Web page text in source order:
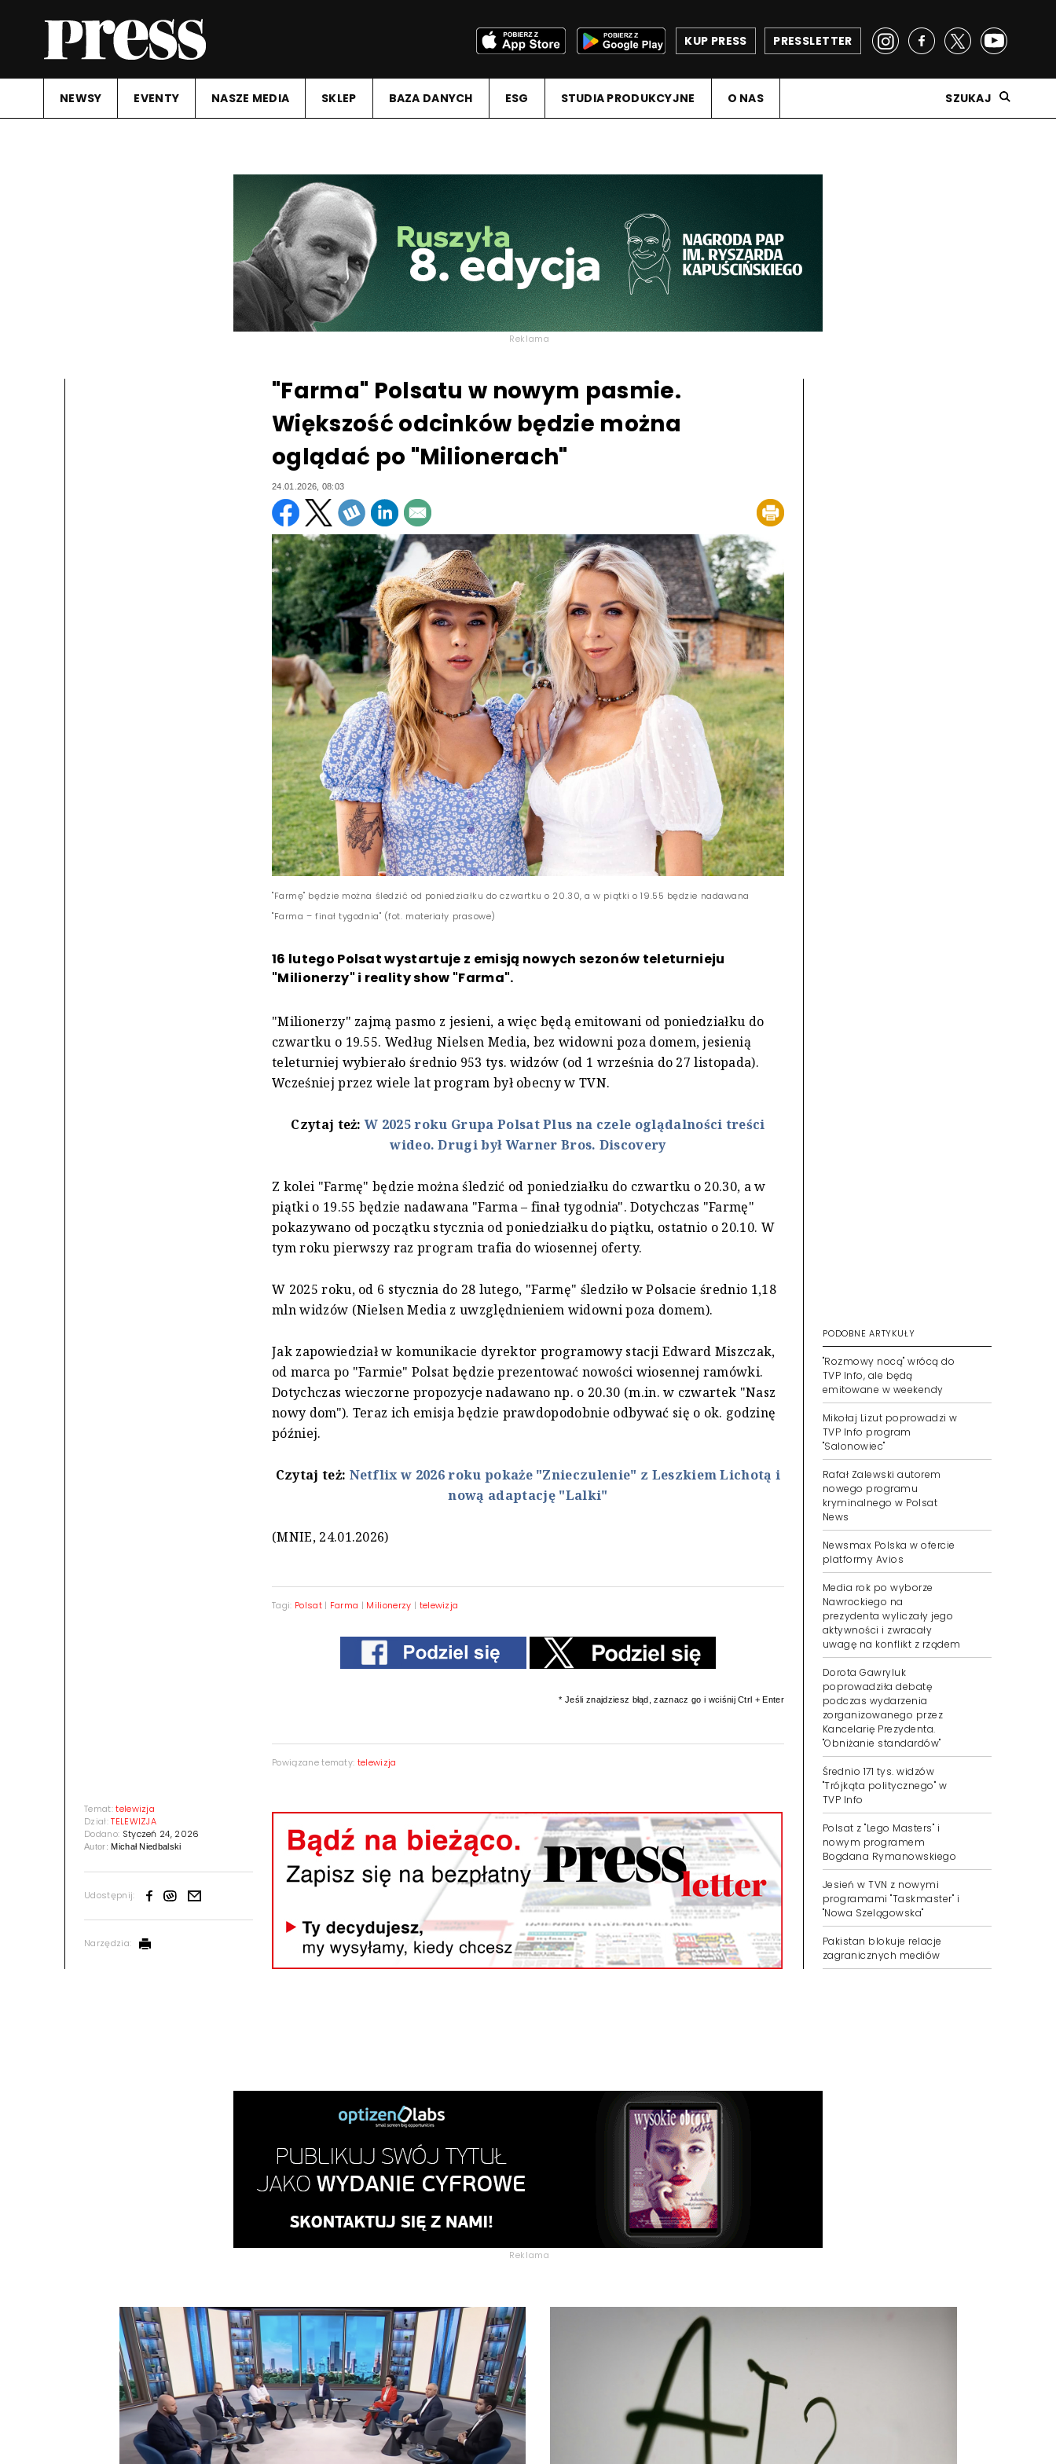
PRESSLETTER
KUP PRESS
NEWSY EVENTY NASZE MEDIA SKLEP BAZA DANYCH ESG STUDIA PRODUKCYJNE O NAS SZUKAJ
Reklama
Temat:telewizja
Dział:TELEWIZJA
Dodano: Styczeń 24, 2026
Autor:Michał Niedbalski
Udostępnij:
Narzędzia:
"Farma" Polsatu w nowym pasmie.
Większość odcinków będzie można
oglądać po "Milionerach"
24.01.2026, 08:03
"Farmę" będzie można śledzić od poniedziałku do czwartku o 20.30, a w piątki o 19.55 będzie nadawana
"Farma – finał tygodnia" (fot. materiały prasowe)
16 lutego Polsat wystartuje z emisją nowych sezonów teleturnieju
"Milionerzy" i reality show "Farma".
"Milionerzy" zajmą pasmo z jesieni, a więc będą emitowani od poniedziałku do
czwartku o 19.55. Według Nielsen Media, bez widowni poza domem, jesienią
teleturniej wybierało średnio 953 tys. widzów (od 1 września do 27 listopada).
Wcześniej przez wiele lat program był obecny w TVN.
Czytaj też:W 2025 roku Grupa Polsat Plus na czele oglądalności treści
wideo. Drugi był Warner Bros. Discovery
Z kolei "Farmę" będzie można śledzić od poniedziałku do czwartku o 20.30, a w
piątki o 19.55 będzie nadawana "Farma – finał tygodnia". Dotychczas "Farmę"
pokazywano od początku stycznia od poniedziałku do piątku, ostatnio o 20.10. W
tym roku pierwszy raz program trafia do wiosennej oferty.
W 2025 roku, od 6 stycznia do 28 lutego, "Farmę" śledziło w Polsacie średnio 1,18
mln widzów (Nielsen Media z uwzględnieniem widowni poza domem).
Jak zapowiedział w komunikacie dyrektor programowy stacji Edward Miszczak,
od marca po "Farmie" Polsat będzie prezentować nowości wiosennej ramówki.
Dotychczas wieczorne propozycje nadawano np. o 20.30 (m.in. w czwartek "Nasz
nowy dom"). Teraz ich emisja będzie prawdopodobnie odbywać się o ok. godzinę
później.
Czytaj też: Netflix w 2026 roku pokaże "Znieczulenie" z Leszkiem Lichotą i
nową adaptację "Lalki"
(MNIE, 24.01.2026)
Tagi: Polsat| Farma | Milionerzy | telewizja
* Jeśli znajdziesz błąd, zaznacz go i wciśnij Ctrl + Enter
Powiązane tematy: telewizja
PODOBNE ARTYKUŁY
"Rozmowy nocą" wrócą do
TVP Info, ale będą
emitowane w weekendy
Mikołaj Lizut poprowadzi w
TVP Info program
"Salonowiec"
Rafał Zalewski autorem
nowego programu
kryminalnego w Polsat
News
Newsmax Polska w ofercie
platformy Avios
Media rok po wyborze
Nawrockiego na
prezydenta wyliczały jego
aktywności i zwracały
uwagę na konflikt z rządem
Dorota Gawryluk
poprowadziła debatę
podczas wydarzenia
zorganizowanego przez
Kancelarię Prezydenta.
"Obniżanie standardów"
Średnio 171 tys. widzów
"Trójkąta politycznego" w
TVP Info
Polsat z "Lego Masters" i
nowym programem
Bogdana Rymanowskiego
Jesień w TVN z nowymi
programami "Taskmaster" i
"Nowa Szelągowska"
Pakistan blokuje relacje
zagranicznych mediów
Reklama